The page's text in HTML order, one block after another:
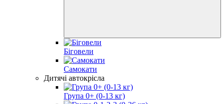
Біговели
Самокати
Дитячі автокрісла
Група 0+ (0-13 кг)